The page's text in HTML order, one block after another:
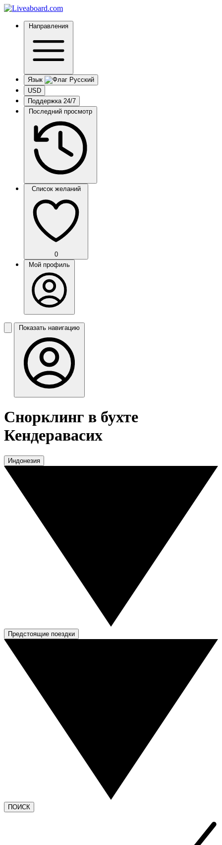
Направления
Язык
USD
Поддержка 24/7
Последний просмотр
Список желаний
0
Мой профиль
Показать навигацию
Снорклинг в бухте
Кендеравасих
Индонезия
Предстоящие поездки
ПОИСК